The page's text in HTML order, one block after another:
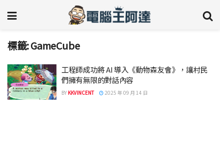
標籤:GameCube
工程師成功將 AI 導入《動物森友會》，讓村民
們擁有無限的對話內容
BY KKVINCENT 2025 年 09 月 14 日